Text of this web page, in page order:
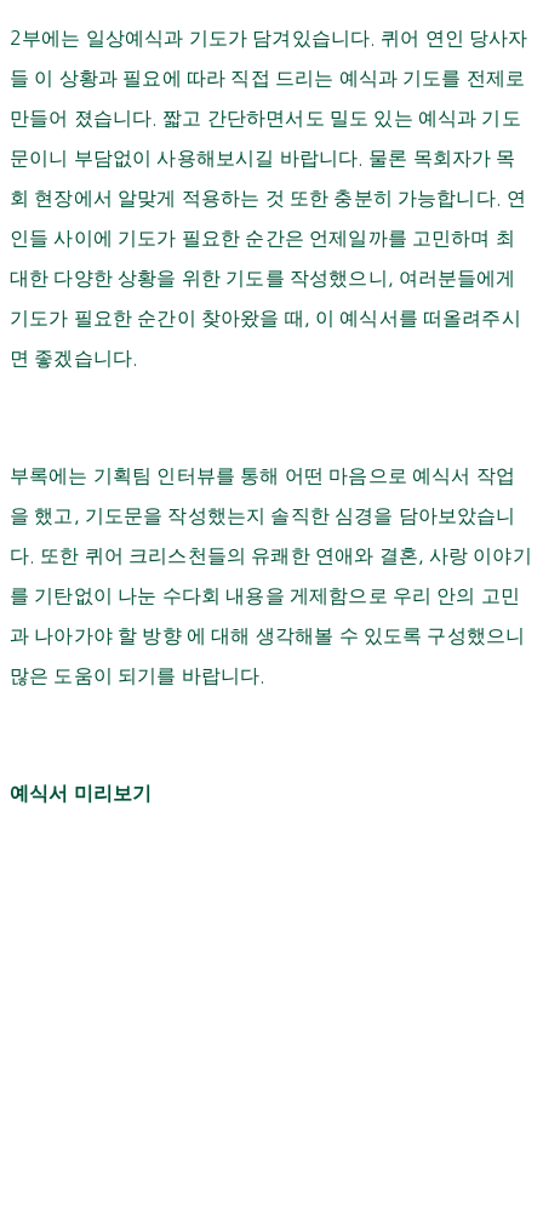
2부에는 일상예식과 기도가 담겨있습니다 퀴어 연인 당사자
들 이 상황과 필요에 따라 직접 드리는 예식과 기도를 전제로
만들어 졌습니다 짧고 간단하면서도 밀도 있는 예식과 기도
문이니 부담없이 사용해보시길 바랍니다 물론 목회자가 목
회 현장에서 알맞게 적용하는 것 또한 충분히 가능합니다. 연
인들 사이에 기도가 필요한 순간은 언제일까를 고민하며 최
대한 다양한 상황을 위한 기도를 작성했으니
여러분들에게
기도가 필요한 순간이 찾아왔을 때
이 예식서를 떠올려주시
면 좋겠습니다
부록에는 기획팀 인터뷰를 통해 어떤 마음으로 예식서 작업
을 했고
기도문을 작성했는지 솔직한 심경을 담아보았습니
다
또한 퀴어 크리스천들의 유쾌한 연애와 결혼 사랑 이야기
를 기탄없이 나눈 수다회 내용을 게제함으로 우리 안의 고민
과 나아가야 할 방향 에 대해 생각해볼 수 있도록 구성했으니
많은 도움이 되기를 바랍니다
예식서 미리보기